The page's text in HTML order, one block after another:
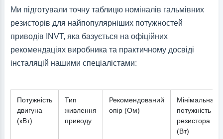
Ми підготували точну таблицю номіналів гальмівних
резисторів для найпопулярніших потужностей
приводів INVT, яка базується на офіційних
рекомендаціях виробника та практичному досвіді
інсталяцій нашими спеціалістами:
Потужність
двигуна
(кВт)
Тип
живлення
приводу
Рекомендований
опір (Ом)
Мінімальна
потужність
резистора
(Вт)